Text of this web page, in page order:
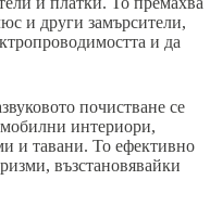
и други замърсители,
и да
почистване се
интериори,
и тавани. То ефективно
възстановявайки